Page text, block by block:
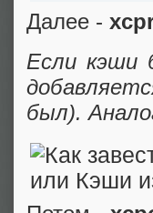
Далее -
Если кэши
был).